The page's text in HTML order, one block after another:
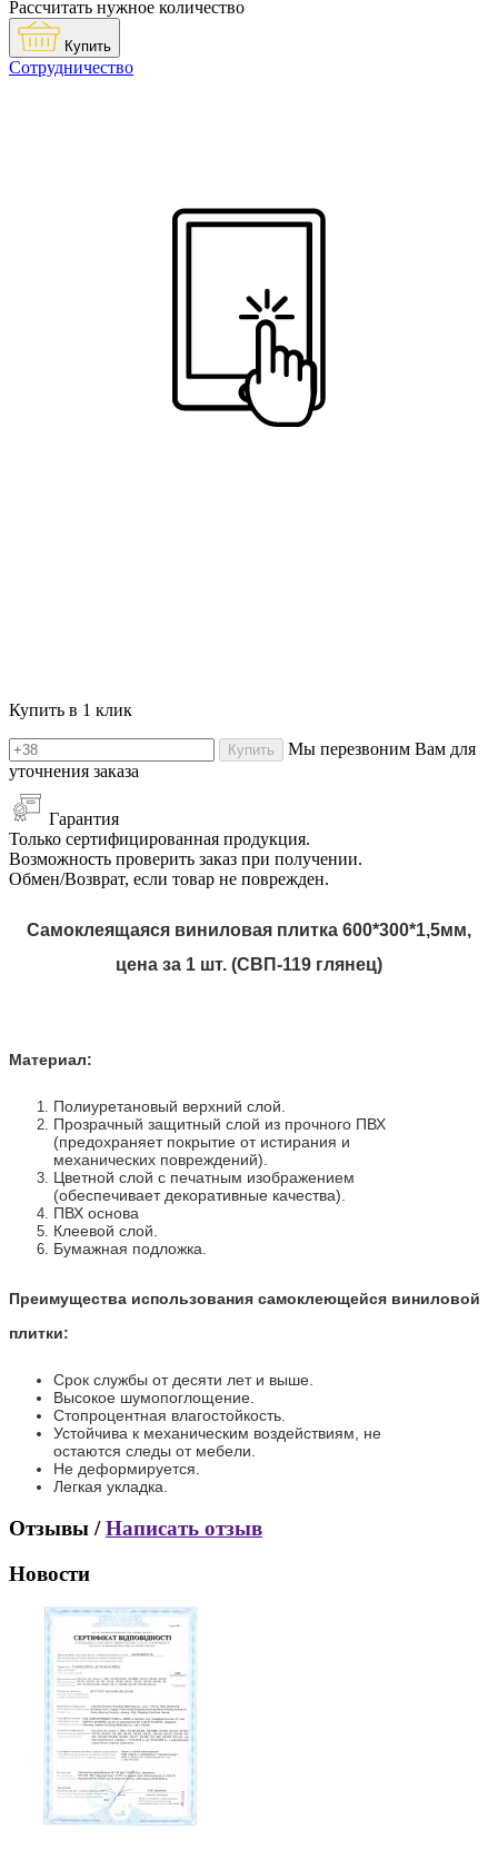
Рассчитать нужное количество
Купить
Сотрудничество
Купить в 1 клик
Купить
Мы перезвоним Вам для
уточнения заказа
Гарантия
Только сертифицированная продукция.
Возможность проверить заказ при получении.
Обмен/Возврат, если товар не поврежден.
Самоклеящаяся виниловая плитка 600*300*1,5мм,
цена за 1 шт. (СВП-119 глянец)
Материал:
Полиуретановый верхний слой.
Прозрачный защитный слой из прочного ПВХ
(предохраняет покрытие от истирания и
механических повреждений).
Цветной слой с печатным изображением
(обеспечивает декоративные качества).
ПВХ основа
Клеевой слой.
Бумажная подложка.
Преимущества использования самоклеющейся виниловой
плитки:
Срок службы от десяти лет и выше.
Высокое шумопоглощение.
Стопроцентная влагостойкость.
Устойчива к механическим воздействиям, не
остаются следы от мебели.
Не деформируется.
Легкая укладка.
Отзывы /Написать отзыв
Новости